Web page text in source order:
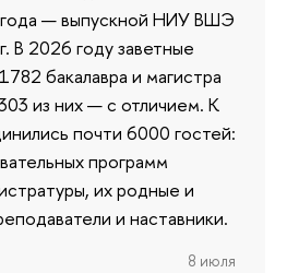
— выпускной НИУ ВШЭ
В 2026 году заветные
бакалавра и магистра
из них — с отличием. К
почти 6000 гостей:
программ
их родные и
и наставники.
8 июля